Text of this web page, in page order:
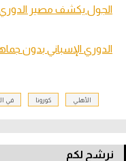
الجول يكشف مصير
الدوري الإسباني بدون
الأهلي كورونا في
نرشح لكم